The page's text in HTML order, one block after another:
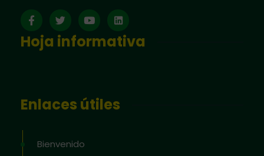
Hoja informativa
Enlaces útiles
Bienvenido